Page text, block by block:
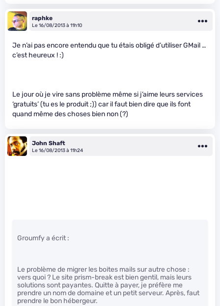
raphke
Le 16/08/2013 à 11h10
Je n’ai pas encore entendu que tu étais obligé d’utiliser GMail …
c’est heureux ! :)
Le jour où je vire sans problème même si j’aime leurs services
‘gratuits’ (tu es le produit ;)) car il faut bien dire que ils font
quand même des choses bien non (?)
John Shaft
Le 16/08/2013 à 11h24
Groumfy a écrit :
Le problème de migrer les boites mails sur autre chose :
vers quoi ? Le site prism-break est bien gentil, mais leurs
solutions sont payantes. Quitte à payer, je préfère me
prendre un nom de domaine et un petit serveur. Après, faut
prendre le bon hébergeur.